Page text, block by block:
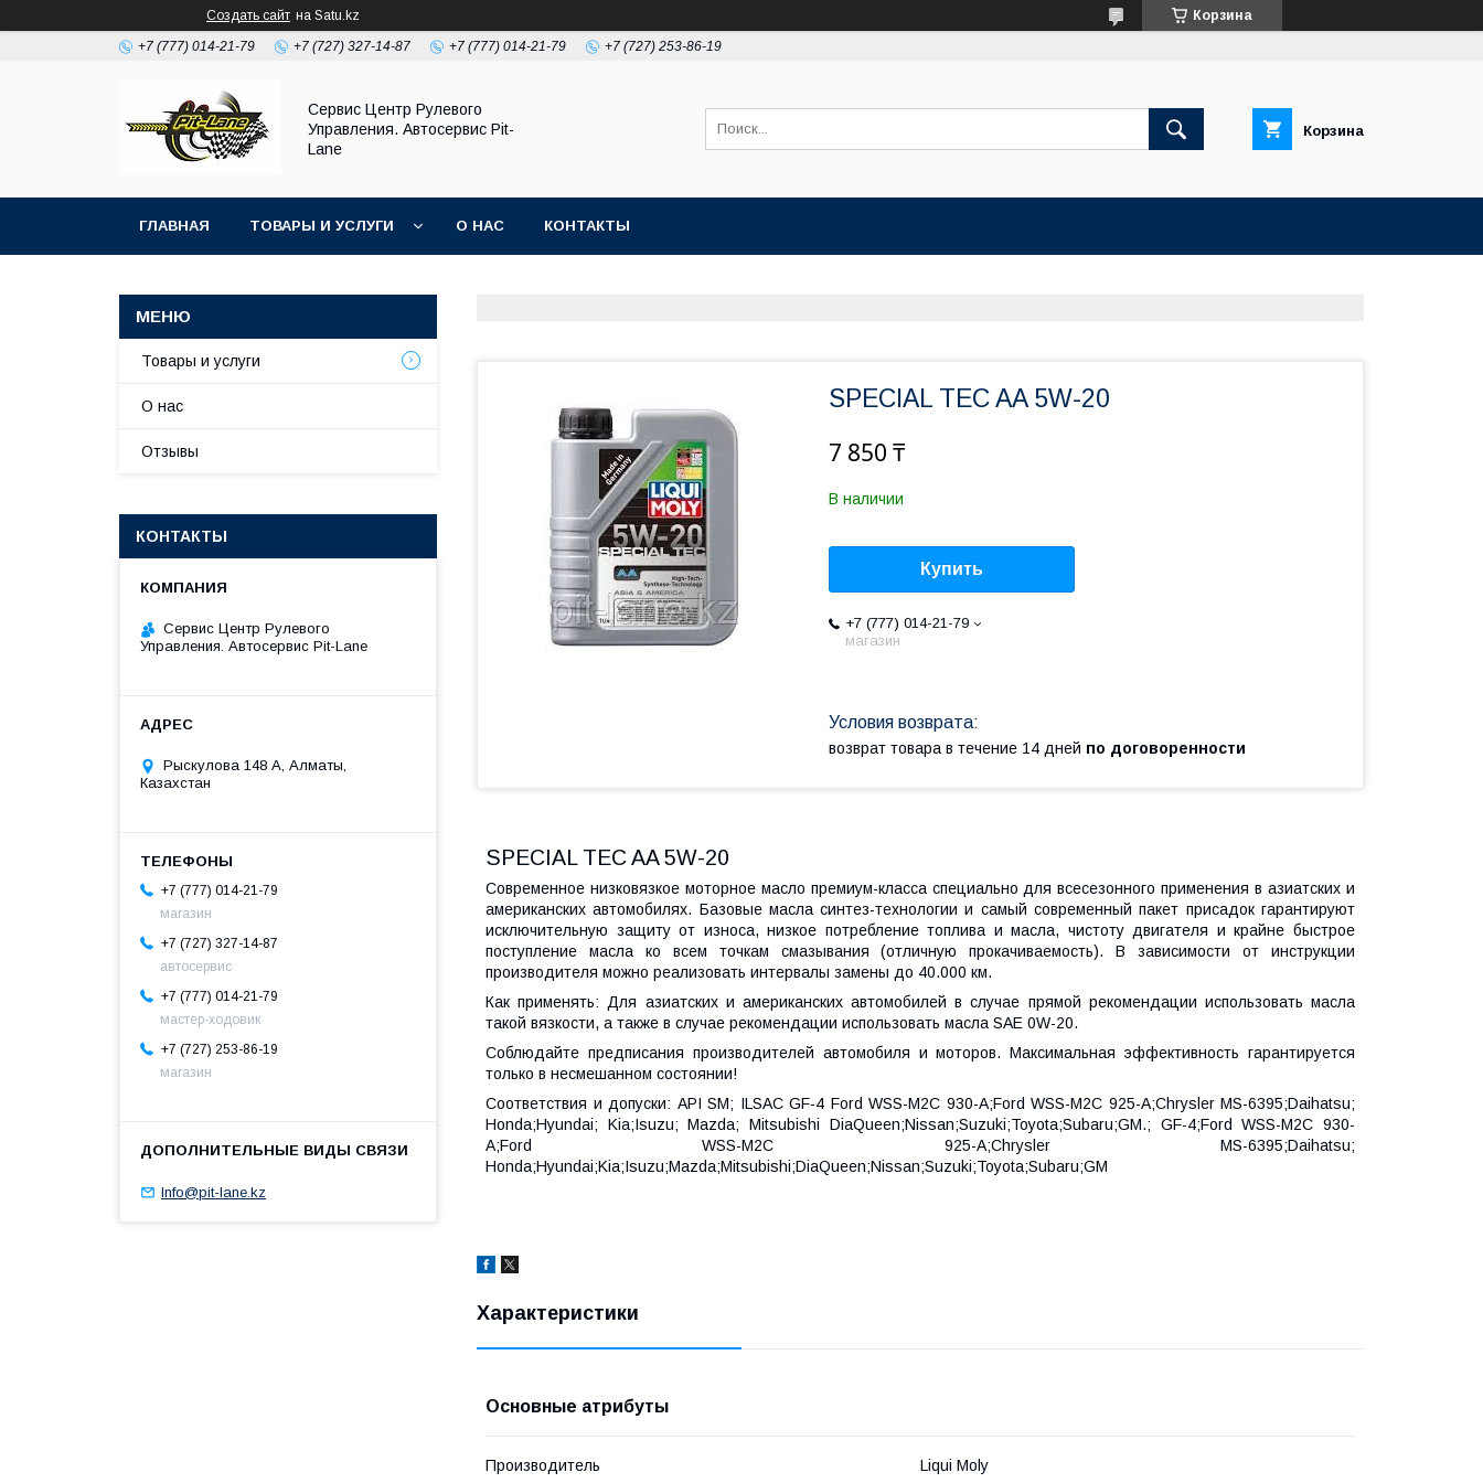
Создать сайт на Satu.kz Корзина
+7 (777) 014-21-79 +7 (727) 327-14-87 +7 (777) 014-21-79 +7 (727) 253-86-19
Сервис Центр Рулевого
Управления. Автосервис Pit-
Lane
Корзина
ГЛАВНАЯ ТОВАРЫ И УСЛУГИ О НАС КОНТАКТЫ
SPECIAL TEC AA 5W-20
7 850 ₸
В наличии
Купить
+7 (777) 014-21-79
магазин
возврат товара в течение 14 дней по договоренности
SPECIAL TEC AA 5W-20
Современное низковязкое моторное масло премиум-класса специально для всесезонного применения в азиатских и
американских автомобилях. Базовые масла синтез-технологии и самый современный пакет присадок гарантируют
исключительную защиту от износа, низкое потребление топлива и масла, чистоту двигателя и крайне быстрое
поступление масла ко всем точкам смазывания (отличную прокачиваемость). В зависимости от инструкции
производителя можно реализовать интервалы замены до 40.000 км.
Как применять: Для азиатских и американских автомобилей в случае прямой рекомендации использовать масла
такой вязкости, а также в случае рекомендации использовать масла SAE 0W-20.
Соблюдайте предписания производителей автомобиля и моторов. Максимальная эффективность гарантируется
только в несмешанном состоянии!
Соответствия и допуски: API SM; ILSAC GF-4 Ford WSS-M2C 930-A;Ford WSS-M2C 925-A;Chrysler MS-6395;Daihatsu;
Honda;Hyundai; Kia;Isuzu; Mazda; Mitsubishi DiaQueen;Nissan;Suzuki;Toyota;Subaru;GM.; GF-4;Ford WSS-M2C 930-
A;Ford WSS-M2C 925-A;Chrysler MS-6395;Daihatsu;
Honda;Hyundai;Kia;Isuzu;Mazda;Mitsubishi;DiaQueen;Nissan;Suzuki;Toyota;Subaru;GM
Характеристики
Основные атрибуты
Производитель Liqui Moly
Товары и услуги
О нас
Отзывы
КОНТАКТЫ
Сервис Центр Рулевого
Управления. Автосервис Pit-Lane
Рыскулова 148 A, Алматы,
Казахстан
+7 (777) 014-21-79
магазин
+7 (727) 327-14-87
автосервис
+7 (777) 014-21-79
мастер-ходовик
+7 (727) 253-86-19
магазин
Info@pit-lane.kz